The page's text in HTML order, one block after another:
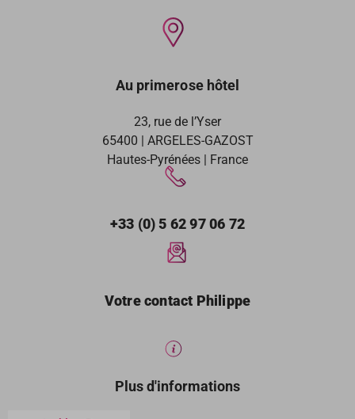
Au primerose hôtel
23, rue de l’Yser
65400 | ARGELES-GAZOST
Hautes-Pyrénées | France
+33 (0) 5 62 97 06 72
Votre contact Philippe
Plus d'informations